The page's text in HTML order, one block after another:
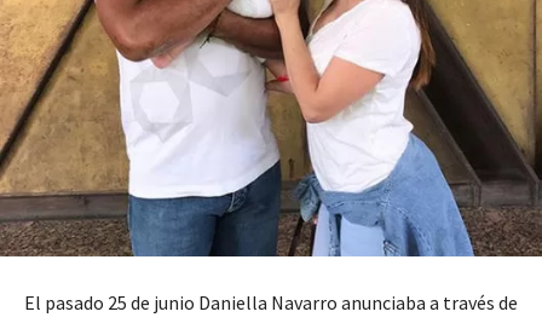
El pasado 25 de junio Daniella Navarro anunciaba a través de